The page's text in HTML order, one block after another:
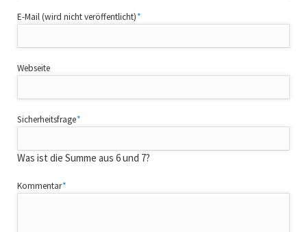
Pflichtfeld
E-Mail (wird nicht veröffentlicht)*
Webseite
Pflichtfeld
Sicherheitsfrage*
Was ist die Summe aus 6 und 7?
Pflichtfeld
Kommentar*